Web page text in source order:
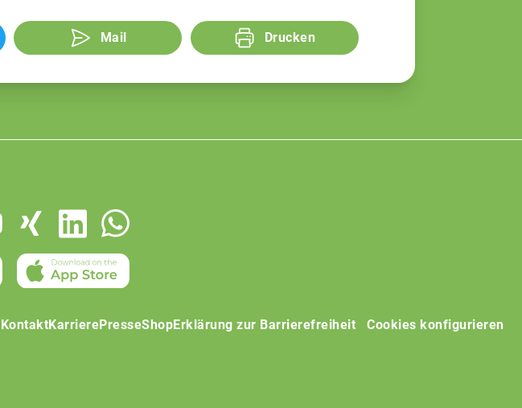
Mail Drucken
KontaktKarrierePresseShopErklärung zur Barrierefreiheit Cookies konfigurieren